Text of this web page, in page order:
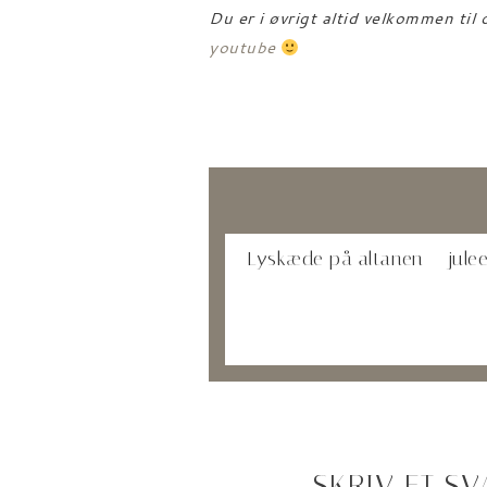
Du er i øvrigt altid velkommen til
youtube
Lyskæde på altanen –